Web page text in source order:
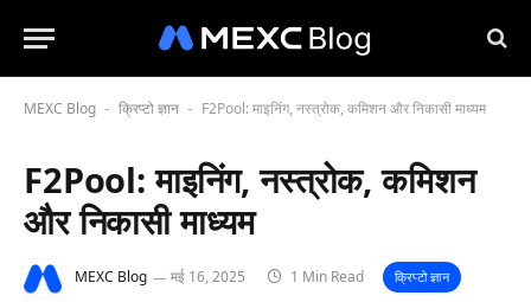
MEXC Blog - क्रिप्टो ज्ञान - F2Pool: माइनिंग, नस्त्रोक, कमिशन और निकासी माध्यम
F2Pool: माइनिंग, नस्त्रोक, कमिशन
और निकासी माध्यम
MEXC Blog मई 16, 2025 1 Min Read क्रिप्टो ज्ञान